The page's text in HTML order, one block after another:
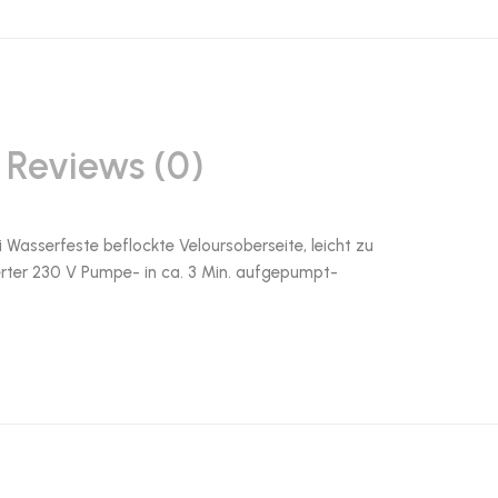
Reviews (0)
beflockte Veloursoberseite, leicht zu
230 V Pumpe- in ca. 3 Min. aufgepumpt-